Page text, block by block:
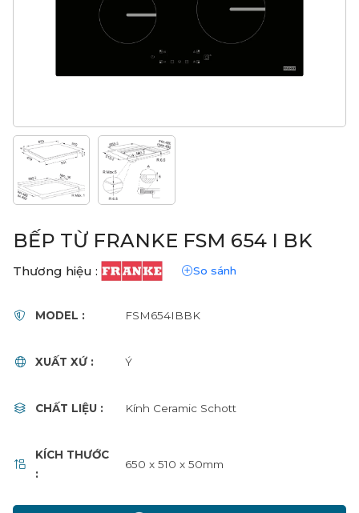
BẾP TỪ FRANKE FSM 654 I BK
Thương hiệu : So sánh
MODEL : FSM654IBBK
XUẤT XỨ : Ý
CHẤT LIỆU : Kính Ceramic Schott
KÍCH THƯỚC
:
650 x 510 x 50mm